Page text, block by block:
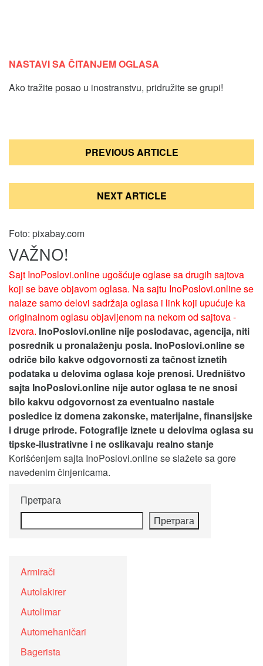
NASTAVI SA ČITANJEM OGLASA
Ako tražite posao u inostranstvu, pridružite se grupi!
Кретање
PREVIOUS ARTICLE
NEXT ARTICLE
Foto: pixabay.com
VAŽNO!
Sajt InoPoslovi.online ugošćuje oglase sa drugih sajtova
koji se bave objavom oglasa. Na sajtu InoPoslovi.online se
nalaze samo delovi sadržaja oglasa i link koji upućuje ka
originalnom oglasu objavljenom na nekom od sajtova -
izvora. InoPoslovi.online nije poslodavac, agencija, niti
posrednik u pronalaženju posla. InoPoslovi.online se
odriče bilo kakve odgovornosti za tačnost iznetih
podataka u delovima oglasa koje prenosi. Uredništvo
sajta InoPoslovi.online nije autor oglasa te ne snosi
bilo kakvu odgovornost za eventualno nastale
posledice iz domena zakonske, materijalne, finansijske
i druge prirode. Fotografije iznete u delovima oglasa su
tipske-ilustrativne i ne oslikavaju realno stanje
Korišćenjem sajta InoPoslovi.online se slažete sa gore
navedenim činjenicama.
Претрага
Претрага
Armirači
Autolakirer
Autolimar
Automehaničari
Bagerista